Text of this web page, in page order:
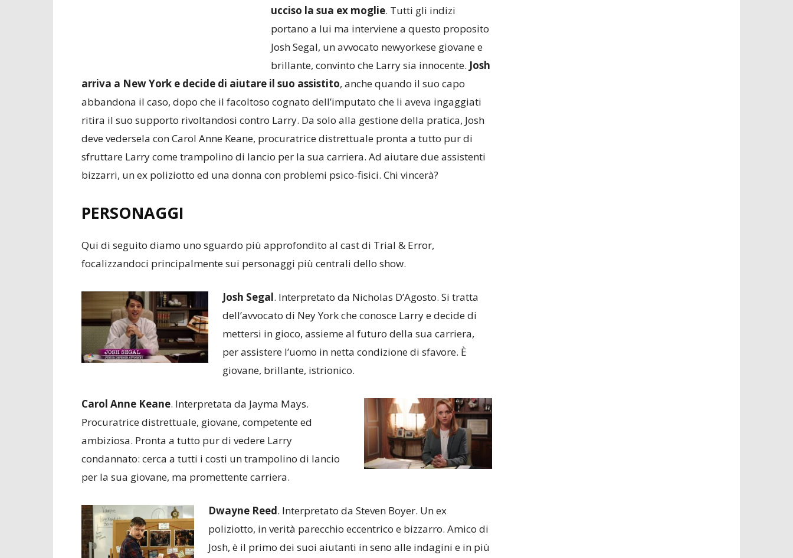
ucciso la sua ex moglie. Tutti gli indizi
portano a lui ma interviene a questo proposito
Josh Segal, un avvocato newyorkese giovane e
brillante, convinto che Larry sia innocente. Josh
arriva a New York e decide di aiutare il suo assistito, anche quando il suo capo
abbandona il caso, dopo che il facoltoso cognato dell’imputato che li aveva ingaggiati
ritira il suo supporto rivoltandosi contro Larry. Da solo alla gestione della pratica, Josh
deve vedersela con Carol Anne Keane, procuratrice distrettuale pronta a tutto pur di
sfruttare Larry come trampolino di lancio per la sua carriera. Ad aiutare due assistenti
bizzarri, un ex poliziotto ed una donna con problemi psico-fisici. Chi vincerà?
PERSONAGGI
Qui di seguito diamo uno sguardo più approfondito al cast di Trial & Error,
focalizzandoci principalmente sui personaggi più centrali dello show.
Josh Segal. Interpretato da Nicholas D’Agosto. Si tratta
dell’avvocato di Ney York che conosce Larry e decide di
mettersi in gioco, assieme al futuro della sua carriera,
per assistere l’uomo in netta condizione di sfavore. È
giovane, brillante, istrionico.
Carol Anne Keane. Interpretata da Jayma Mays.
Procuratrice distrettuale, giovane, competente ed
ambiziosa. Pronta a tutto pur di vedere Larry
condannato: cerca a tutti i costi un trampolino di lancio
per la sua giovane, ma promettente carriera.
Dwayne Reed. Interpretato da Steven Boyer. Un ex
poliziotto, in verità parecchio eccentrico e bizzarro. Amico di
Josh, è il primo dei suoi aiutanti in seno alle indagini e in più